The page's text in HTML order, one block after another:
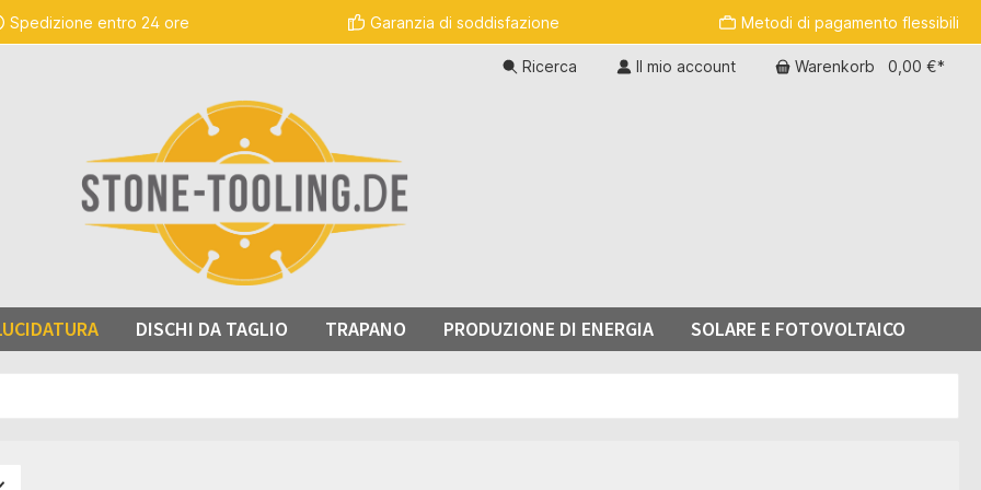
Spedizione entro 24 ore Garanzia di soddisfazione Metodi di pagamento flessibili
Ricerca Il mio account Warenkorb 0,00 €*
DISCHI DA TAGLIO TRAPANO PRODUZIONE DI ENERGIA SOLARE E FOTOVOLTAICO